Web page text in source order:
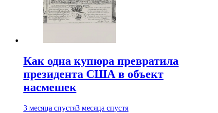
Как одна купюра превратила
президента США в объект
насмешек
3 месяца спустя3 месяца спустя